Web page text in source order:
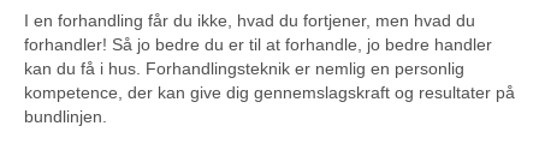
I en forhandling får du ikke, hvad du fortjener, men hvad du
forhandler! Så jo bedre du er til at forhandle, jo bedre handler
kan du få i hus. Forhandlingsteknik er nemlig en personlig
kompetence, der kan give dig gennemslagskraft og resultater på
bundlinjen.